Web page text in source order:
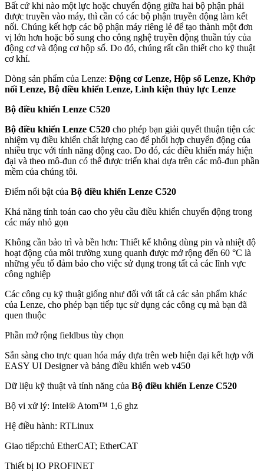
Bất cứ khi nào một lực hoặc chuyển động giữa hai bộ phận phải
được truyền vào máy, thì cần có các bộ phận truyền động làm kết
nối. Chúng kết hợp các bộ phận máy riêng lẻ để tạo thành một đơn
vị lớn hơn hoặc bổ sung cho công nghệ truyền động thuần túy của
động cơ và động cơ hộp số. Do đó, chúng rất cần thiết cho kỹ thuật
cơ khí.
Dòng sản phẩm của Lenze: Động cơ Lenze, Hộp số Lenze, Khớp
nối Lenze, Bộ điều khiển Lenze, Linh kiện thủy lực Lenze
Bộ điều khiển Lenze C520
Bộ điều khiển Lenze C520 cho phép bạn giải quyết thuận tiện các
nhiệm vụ điều khiển chất lượng cao để phối hợp chuyển động của
nhiều trục với tính năng động cao. Do đó, các điều khiển máy hiện
đại và theo mô-đun có thể được triển khai dựa trên các mô-đun phần
mềm của chúng tôi.
Điểm nổi bật của Bộ điều khiển Lenze C520
Khả năng tính toán cao cho yêu cầu điều khiển chuyển động trong
các máy nhỏ gọn
Không cần bảo trì và bền hơn: Thiết kế không dùng pin và nhiệt độ
hoạt động của môi trường xung quanh được mở rộng đến 60 °C là
những yếu tố đảm bảo cho việc sử dụng trong tất cả các lĩnh vực
công nghiệp
Các công cụ kỹ thuật giống như đối với tất cả các sản phẩm khác
của Lenze, cho phép bạn tiếp tục sử dụng các công cụ mà bạn đã
quen thuộc
Phần mở rộng fieldbus tùy chọn
Sẵn sàng cho trực quan hóa máy dựa trên web hiện đại kết hợp với
EASY UI Designer và bảng điều khiển web v450
Dữ liệu kỹ thuật và tính năng của Bộ điều khiển Lenze C520
Bộ vi xử lý: Intel® Atom™ 1,6 ghz
Hệ điều hành: RTLinux
Giao tiếp:chủ EtherCAT; EtherCAT
Thiết bị IO PROFINET